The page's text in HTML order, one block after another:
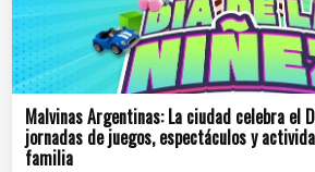
Malvinas Argentinas: La ciudad celebra el
jornadas de juegos, espectáculos y
familia